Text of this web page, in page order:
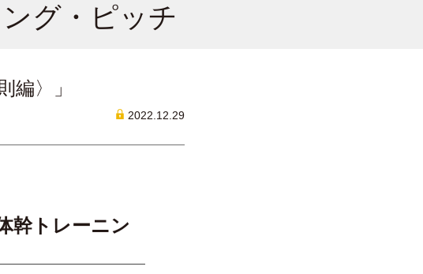
グ・ピッチ
編〉」
2022.12.29
幹トレーニン